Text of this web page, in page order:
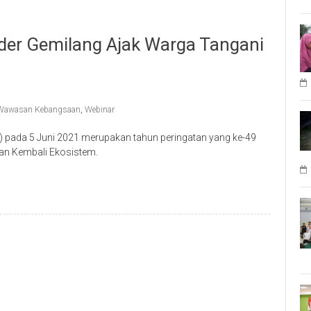
Gemilang Ajak Warga Tangani
Kebangsaan Webinar
5 Juni 2021 merupakan tahun peringatan yang ke-49
Kembali Ekosistem.